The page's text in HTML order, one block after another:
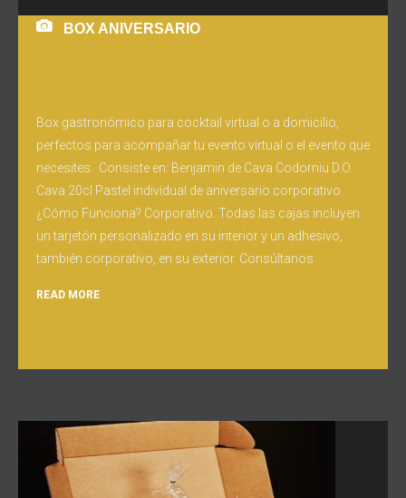
BOX ANIVERSARIO
Box gastronómico para cocktail virtual o a domicilio,
perfectos para acompañar tu evento virtual o el evento que
necesites. Consiste en: Benjamin de Cava Codorniu D.O.
Cava 20cl Pastel individual de aniversario corporativo.
¿Cómo Funciona? Corporativo. Todas las cajas incluyen
un tarjetón personalizado en su interior y un adhesivo,
también corporativo, en su exterior. Consúltanos
READ MORE